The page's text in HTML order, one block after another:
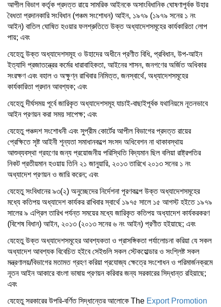
আপীল বিভাগ কর্তৃক প্রদত্ত রায়ে সামরিক আইনকে অসাংবিধানিক ঘোষণাপূর্বক উহার
বৈধতা প্রদানকারি সংবিধান (পঞ্চম সংশোধন) আইন, ১৯৭৯ (১৯৭৯ সনের ১ নং
আইন) বাতিল ঘোষিত হওয়ার ফলশ্রুতিতে উক্ত অধ্যাদেশসমূহের কার্যকারিতা লোপ
পায়; এবং
যেহেতু উক্ত অধ্যাদেশসমূহ ও উহাদের অধীনে প্রণীত বিধি, প্রবিধান, উপ-আইন
ইত্যাদি প্রজাতন্ত্রের কর্মের ধারাবাহিকতা, আইনের শাসন, জনগণের অর্জিত অধিকার
সংরক্ষণ এবং বহাল ও অক্ষুণ্ন রাখিবার নিমিত্ত, জনস্বার্থে, অধ্যাদেশসমূহের
কার্যকারিতা প্রদান আবশ্যক; এবং
যেহেতু দীর্ঘসময় পূর্বে জারিকৃত অধ্যাদেশসমূহ যাচাই-বাছাইপূর্বক যথানিয়মে নূতনভাবে
আইন প্রণয়ন করা সময় সাপেক্ষ; এবং
যেহেতু পঞ্চদশ সংশোধনী এবং সুপ্রীম কোর্টের আপীল বিভাগের প্রদত্ত রায়ের
প্রেক্ষিতে সৃষ্ট আইনী শূন্যতা সমাধানকল্পে সংসদ অধিবেশন না থাকাবস্থায়
আশুব্যবস্থা গ্রহণের জন্য প্রয়োজনীয় পরিস্থিতি বিদ্যমান ছিল বলিয়া রাষ্ট্রপতির
নিকট প্রতীয়মান হওয়ায় তিনি ২১ জানুয়ারি, ২০১৩ তারিখে ২০১৩ সনের ১ নং
অধ্যাদেশ প্রণয়ন ও জারি করেন; এবং
যেহেতু সংবিধানের ৯৩(২) অনুচ্ছেদের নির্দেশনা পূরণকল্পে উক্ত অধ্যাদেশসমূহের
মধ্যে কতিপয় অধ্যাদেশ কার্যকর রাখিবার স্বার্থে ১৯৭৫ সালে ১৫ আগস্ট হইতে ১৯৭৯
সালের ৯ এপ্রিল তারিখ পর্যন্ত সময়ের মধ্যে জারিকৃত কতিপয় অধ্যাদেশ কার্যকরকরণ
(বিশেষ বিধান) আইন, ২০১৩ (২০১৩ সনের ৬ নং আইন) প্রণীত হইয়াছে; এবং
যেহেতু উক্ত অধ্যাদেশসমূহের আবশ্যকতা ও প্রাসঙ্গিকতা পর্যালোচনা করিয়া যে সকল
অধ্যাদেশ আবশ্যক বিবেচিত হইবে সেইগুলি সকল স্টেকহোল্ডার ও সংশ্লিষ্ট সকল
মন্ত্রণালয়/বিভাগের মতামত গ্রহণ করিয়া প্রযোজ্য ক্ষেত্রে সংশোধন ও পরিমার্জনক্রমে
নূতন আইন আকারে বাংলা ভাষায় প্রণয়ন করিবার জন্য সরকারের সিদ্ধান্ত রহিয়াছে;
এবং
যেহেতু সরকারের উপরি-বর্ণিত সিদ্ধান্তের আলোকে The Export Promotion